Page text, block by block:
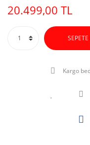
20.499,00 TL
SEPETE
Kargo